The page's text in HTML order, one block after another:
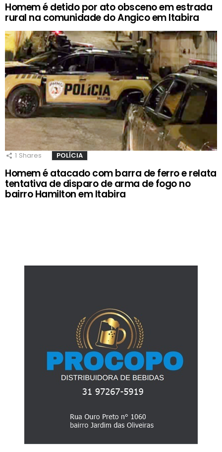
Homem é detido por ato obsceno em estrada
rural na comunidade do Angico em Itabira
1 Shares POLÍCIA
Homem é atacado com barra de ferro e relata
tentativa de disparo de arma de fogo no
bairro Hamilton em Itabira